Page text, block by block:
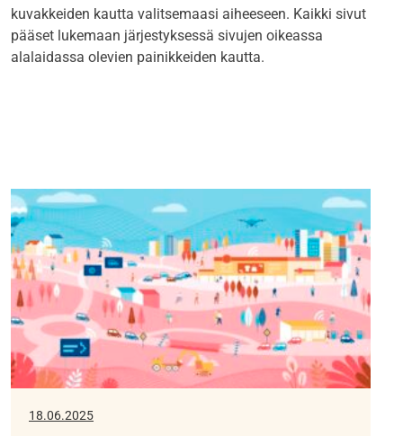
kuvakkeiden kautta valitsemaasi aiheeseen. Kaikki sivut
pääset lukemaan järjestyksessä sivujen oikeassa
alalaidassa olevien painikkeiden kautta.
18.06.2025